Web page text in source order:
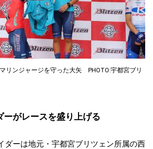
リンジャージを守った大矢 PHOTO:宇都宮ブリ
ーがレースを盛り上げる
ダーは地元・宇都宮ブリツェン所属の⻄